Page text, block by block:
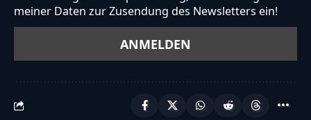
meiner Daten zur Zusendung des Newsletters ein!